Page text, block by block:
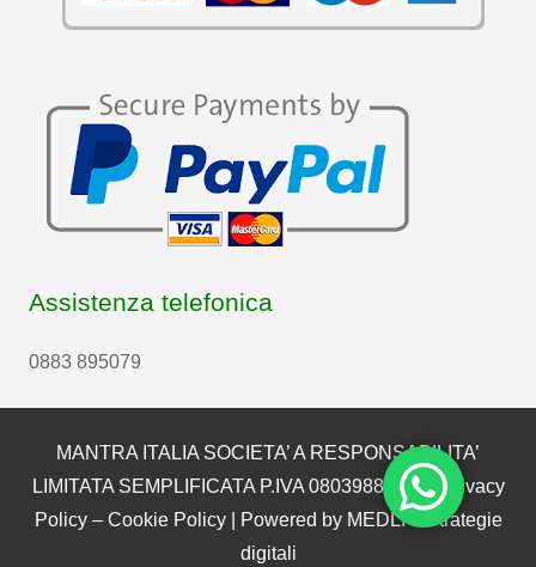
Assistenza telefonica
0883 895079
MANTRA ITALIA SOCIETA’ A RESPONSABILITA’
LIMITATA SEMPLIFICATA P.IVA 08039880722 | Privacy
Policy– Cookie Policy| Powered by MEDLI – Strategie
digitali